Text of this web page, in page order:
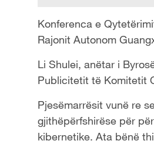
Konferenca e
Rajonit Autonom
Li Shulei, anëtar i
Publicitetit të Komitetit
Pjesëmarrësit vunë re
gjithëpërfshirëse për
kibernetike. Ata bënë